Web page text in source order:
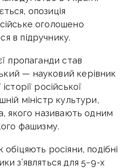
опозиція
оголошено
в підручнику.
пропаганди став
— науковий керівник
російської
міністр культури,
якого називають одним
фашизму.
росіяни, подібні
з’являться для 5−9-х